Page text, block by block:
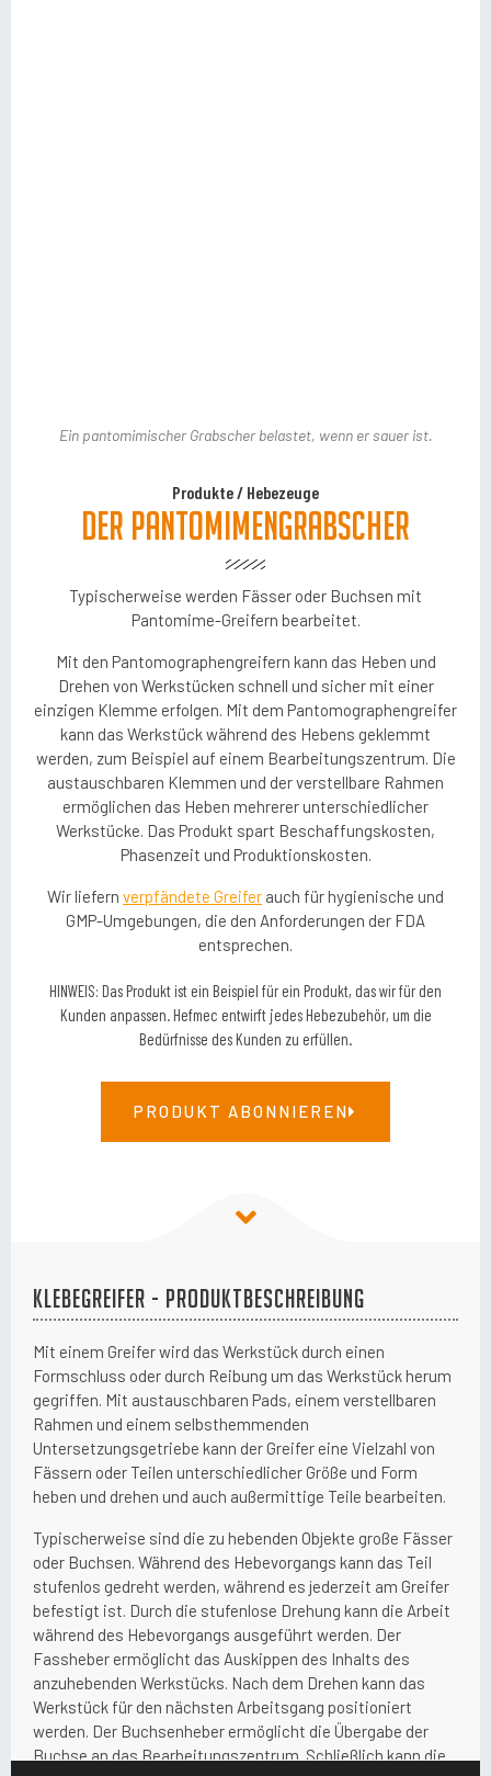
Ein pantomimischer Grabscher belastet, wenn er sauer ist.
Pneumatischer Greifer geschlossen ohne Last.
Produkte/ Hebezeuge
Der Pantomimengrabscher
Typischerweise werden Fässer oder Buchsen mit
Pantomime-Greifern bearbeitet.
Mit den Pantomographengreifern kann das Heben und
Drehen von Werkstücken schnell und sicher mit einer
einzigen Klemme erfolgen. Mit dem Pantomographengreifer
kann das Werkstück während des Hebens geklemmt
werden, zum Beispiel auf einem Bearbeitungszentrum. Die
austauschbaren Klemmen und der verstellbare Rahmen
ermöglichen das Heben mehrerer unterschiedlicher
Werkstücke. Das Produkt spart Beschaffungskosten,
Phasenzeit und Produktionskosten.
Wir liefern verpfändete Greifer auch für hygienische und
GMP-Umgebungen, die den Anforderungen der FDA
entsprechen.
HINWEIS: Das Produkt ist ein Beispiel für ein Produkt, das wir für den
Kunden anpassen. Hefmec entwirft jedes Hebezubehör, um die
Bedürfnisse des Kunden zu erfüllen.
PRODUKT ABONNIEREN
Klebegreifer - Produktbeschreibung
Mit einem Greifer wird das Werkstück durch einen
Formschluss oder durch Reibung um das Werkstück herum
gegriffen. Mit austauschbaren Pads, einem verstellbaren
Rahmen und einem selbsthemmenden
Untersetzungsgetriebe kann der Greifer eine Vielzahl von
Fässern oder Teilen unterschiedlicher Größe und Form
heben und drehen und auch außermittige Teile bearbeiten.
Typischerweise sind die zu hebenden Objekte große Fässer
oder Buchsen. Während des Hebevorgangs kann das Teil
stufenlos gedreht werden, während es jederzeit am Greifer
befestigt ist. Durch die stufenlose Drehung kann die Arbeit
während des Hebevorgangs ausgeführt werden. Der
Fassheber ermöglicht das Auskippen des Inhalts des
anzuhebenden Werkstücks. Nach dem Drehen kann das
Werkstück für den nächsten Arbeitsgang positioniert
werden. Der Buchsenheber ermöglicht die Übergabe der
Buchse an das Bearbeitungszentrum. Schließlich kann die